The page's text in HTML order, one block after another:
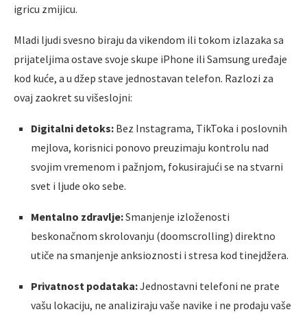
igricu zmijicu.
Mladi ljudi svesno biraju da vikendom ili tokom izlazaka sa
prijateljima ostave svoje skupe iPhone ili Samsung uređaje
kod kuće, a u džep stave jednostavan telefon. Razlozi za
ovaj zaokret su višeslojni:
Digitalni detoks: Bez Instagrama, TikToka i poslovnih
mejlova, korisnici ponovo preuzimaju kontrolu nad
svojim vremenom i pažnjom, fokusirajući se na stvarni
svet i ljude oko sebe.
Mentalno zdravlje:Smanjenje izloženosti
beskonačnom skrolovanju (doomscrolling) direktno
utiče na smanjenje anksioznosti i stresa kod tinejdžera.
Privatnost podataka:Jednostavni telefoni ne prate
vašu lokaciju, ne analiziraju vaše navike i ne prodaju vaše